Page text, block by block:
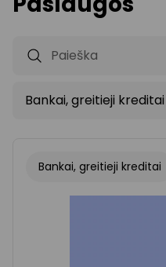
Bankai, greitieji kreditai